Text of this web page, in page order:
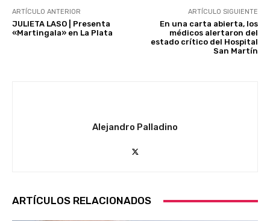
ARTÍCULO ANTERIOR
JULIETA LASO | Presenta
«Martingala» en La Plata
ARTÍCULO SIGUIENTE
En una carta abierta, los
médicos alertaron del
estado crítico del Hospital
San Martín
Alejandro Palladino
ARTÍCULOS RELACIONADOS